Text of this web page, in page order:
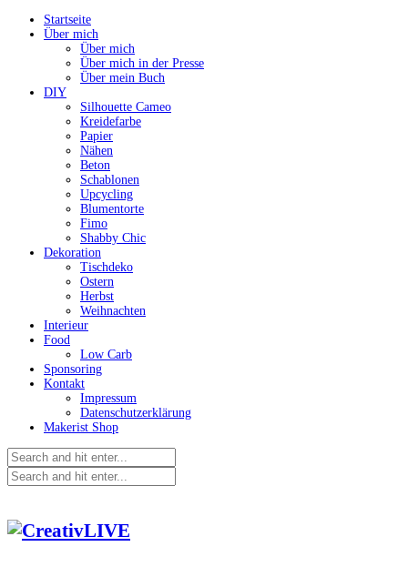
Startseite
Über mich
Über mich
Über mich in der Presse
Über mein Buch
DIY
Silhouette Cameo
Kreidefarbe
Papier
Nähen
Beton
Schablonen
Upcycling
Blumentorte
Fimo
Shabby Chic
Dekoration
Tischdeko
Ostern
Herbst
Weihnachten
Interieur
Food
Low Carb
Sponsoring
Kontakt
Impressum
Datenschutzerklärung
Makerist Shop